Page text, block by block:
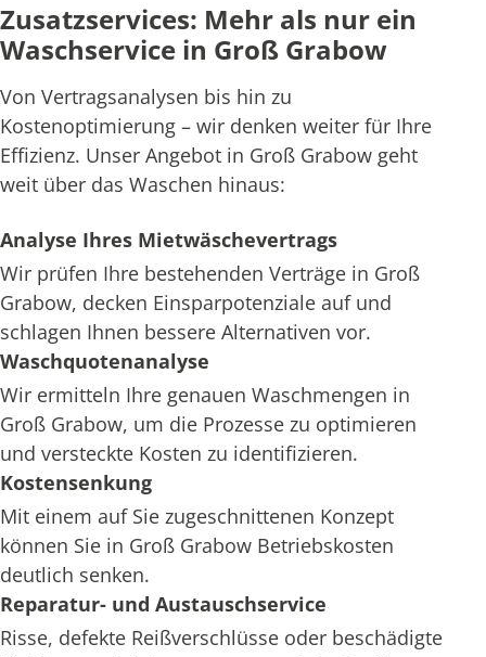
Zusatzservices: Mehr als nur ein
Waschservice in Groß Grabow
Von Vertragsanalysen bis hin zu
Kostenoptimierung – wir denken weiter für Ihre
Effizienz. Unser Angebot in Groß Grabow geht
weit über das Waschen hinaus:
Analyse Ihres Mietwäschevertrags
Wir prüfen Ihre bestehenden Verträge in Groß
Grabow, decken Einsparpotenziale auf und
schlagen Ihnen bessere Alternativen vor.
Waschquotenanalyse
Wir ermitteln Ihre genauen Waschmengen in
Groß Grabow, um die Prozesse zu optimieren
und versteckte Kosten zu identifizieren.
Kostensenkung
Mit einem auf Sie zugeschnittenen Konzept
können Sie in Groß Grabow Betriebskosten
deutlich senken.
Reparatur- und Austauschservice
Risse, defekte Reißverschlüsse oder beschädigte